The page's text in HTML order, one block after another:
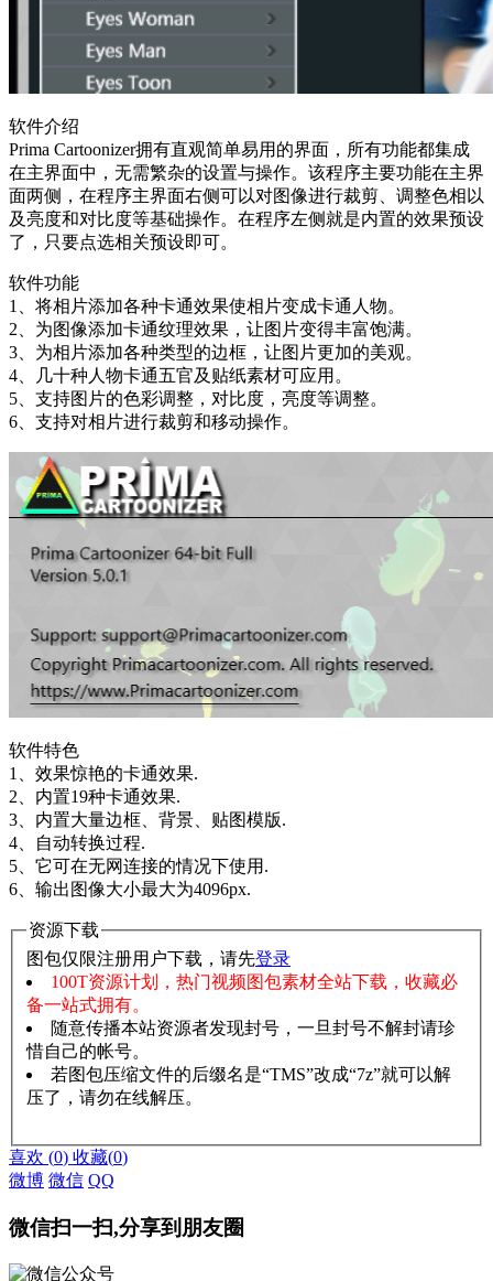
软件介绍
Prima Cartoonizer拥有直观简单易用的界面，所有功能都集成
在主界面中，无需繁杂的设置与操作。该程序主要功能在主界
面两侧，在程序主界面右侧可以对图像进行裁剪、调整色相以
及亮度和对比度等基础操作。在程序左侧就是内置的效果预设
了，只要点选相关预设即可。
软件功能
1、将相片添加各种卡通效果使相片变成卡通人物。
2、为图像添加卡通纹理效果，让图片变得丰富饱满。
3、为相片添加各种类型的边框，让图片更加的美观。
4、几十种人物卡通五官及贴纸素材可应用。
5、支持图片的色彩调整，对比度，亮度等调整。
6、支持对相片进行裁剪和移动操作。
软件特色
1、效果惊艳的卡通效果.
2、内置19种卡通效果.
3、内置大量边框、背景、贴图模版.
4、自动转换过程.
5、它可在无网连接的情况下使用.
6、输出图像大小最大为4096px.
资源下载
图包仅限注册用户下载，请先登录
100T资源计划，热门视频图包素材全站下载，收藏必
备一站式拥有。
随意传播本站资源者发现封号，一旦封号不解封请珍
惜自己的帐号。
若图包压缩文件的后缀名是“TMS”改成“7z”就可以解
压了，请勿在线解压。
喜欢 (0) 收藏(0)
微博 微信 QQ
微信扫一扫,分享到朋友圈